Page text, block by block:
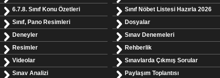
6.7.8. Sınıf Konu Özetleri
Sınıf, Pano Resimleri
Deneyler
Resimler
Videolar
Sınav Analizi
Sınıf Nöbet Listesi Hazırla 2026
Dosyalar
Sınav Denemeleri
Rehberlik
Sınavlarda Çıkmış Sorular
Paylaşım Toplantısı